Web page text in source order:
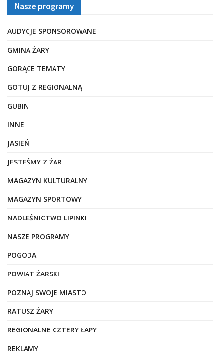
Nasze programy
AUDYCJE SPONSOROWANE
GMINA ŻARY
GORĄCE TEMATY
GOTUJ Z REGIONALNĄ
GUBIN
INNE
JASIEŃ
JESTEŚMY Z ŻAR
MAGAZYN KULTURALNY
MAGAZYN SPORTOWY
NADLEŚNICTWO LIPINKI
NASZE PROGRAMY
POGODA
POWIAT ŻARSKI
POZNAJ SWOJE MIASTO
RATUSZ ŻARY
REGIONALNE CZTERY ŁAPY
REKLAMY